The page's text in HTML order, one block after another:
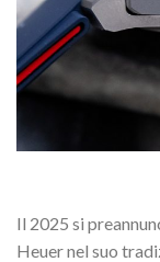
Il 2025 si
Heuer nel suo